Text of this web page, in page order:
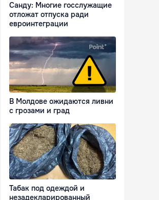
Санду: Многие госслужащие
отложат отпуска ради
евроинтеграции
В Молдове ожидаются ливни
с грозами и град
Табак под одеждой и
незадекларированный